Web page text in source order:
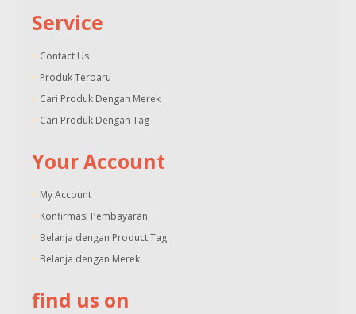
Service
Contact Us
Produk Terbaru
Cari Produk Dengan Merek
Cari Produk Dengan Tag
Your Account
My Account
Konfirmasi Pembayaran
Belanja dengan Product Tag
Belanja dengan Merek
find us on